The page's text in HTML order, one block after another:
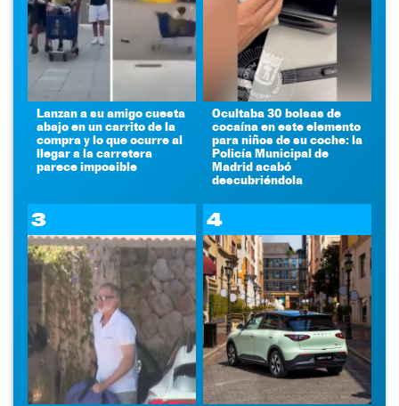
Lanzan a su amigo cuesta
abajo en un carrito de la
compra y lo que ocurre al
llegar a la carretera
parece imposible
Ocultaba 30 bolsas de
cocaína en este elemento
para niños de su coche: la
Policía Municipal de
Madrid acabó
descubriéndola
3 4